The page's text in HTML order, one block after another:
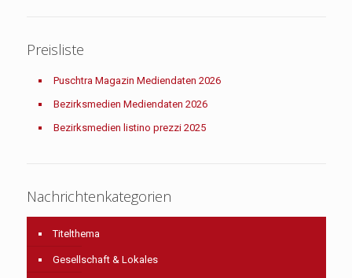
Preisliste
Puschtra Magazin Mediendaten 2026
Bezirksmedien Mediendaten 2026
Bezirksmedien listino prezzi 2025
Nachrichtenkategorien
Titelthema
Gesellschaft & Lokales